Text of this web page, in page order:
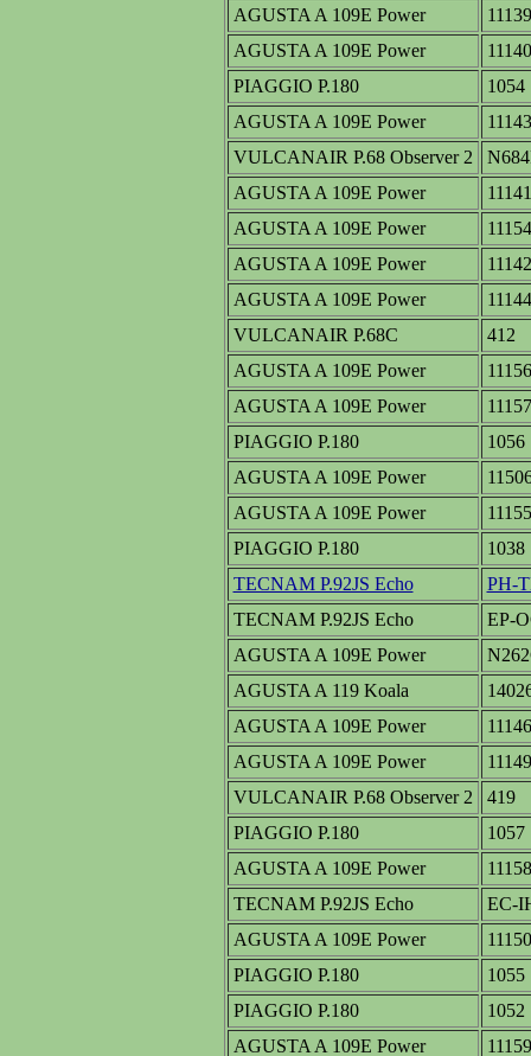
AGUSTA A 109E Power
11139
AGUSTA A 109E Power
11140
PIAGGIO P.180
1054
AGUSTA A 109E Power
11143
VULCANAIR P.68 Observer 2
AGUSTA A 109E Power
11141
AGUSTA A 109E Power
11154
AGUSTA A 109E Power
11142
AGUSTA A 109E Power
11144
VULCANAIR P.68C
412
AGUSTA A 109E Power
11156
AGUSTA A 109E Power
11157
PIAGGIO P.180
1056
AGUSTA A 109E Power
AGUSTA A 109E Power
11155
PIAGGIO P.180
1038
TECNAM P.92JS Echo
PH-
TECNAM P.92JS Echo
EP-
AGUSTA A 109E Power
AGUSTA A 119 Koala
AGUSTA A 109E Power
11146
AGUSTA A 109E Power
11149
VULCANAIR P.68 Observer 2
419
PIAGGIO P.180
1057
AGUSTA A 109E Power
11158
TECNAM P.92JS Echo
EC-
AGUSTA A 109E Power
11150
PIAGGIO P.180
1055
PIAGGIO P.180
1052
AGUSTA A 109E Power
11159